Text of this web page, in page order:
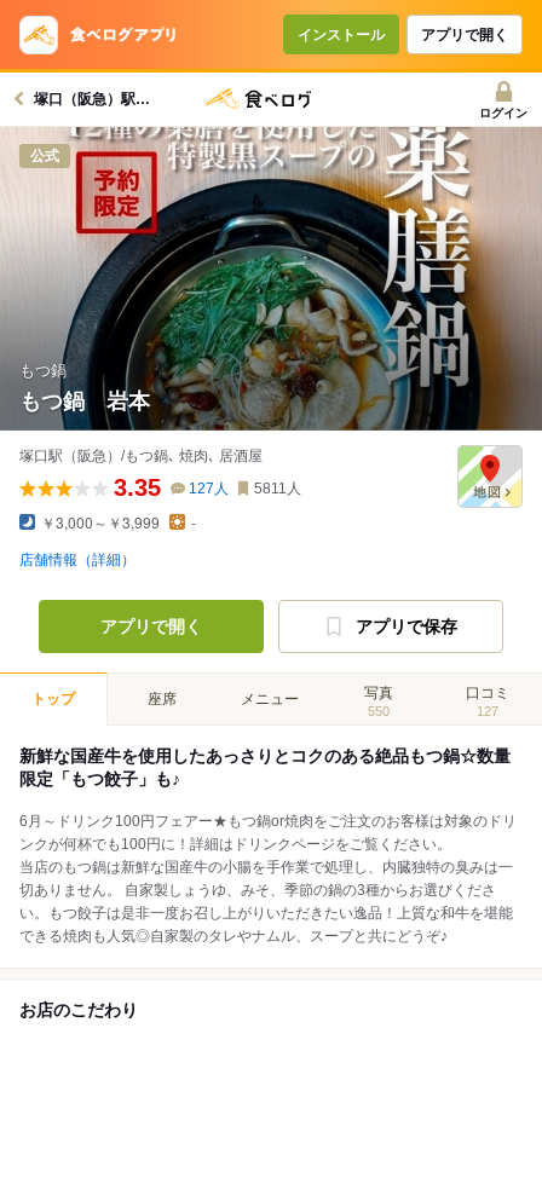
インストール アプリで開く
塚口（阪急）駅グルメへ
ログイン
公式
もつ鍋
もつ鍋 岩本
塚口駅（阪急）/もつ鍋､ 焼肉､ 居酒屋
3.35 127 人 5811 人
￥3,000～￥3,999 -
店舗情報（詳細）
アプリで開く アプリで保存
トップ 座席 メニュー 写真
550
口コミ
127
新鮮な国産牛を使用したあっさりとコクのある絶品もつ鍋☆数量
限定「もつ餃子」も♪
6月～ドリンク100円フェアー★もつ鍋or焼肉をご注文のお客様は対象のドリ
ンクが何杯でも100円に！詳細はドリンクページをご覧ください。
当店のもつ鍋は新鮮な国産牛の小腸を手作業で処理し、内臓独特の臭みは一
切ありません。 自家製しょうゆ、みそ、季節の鍋の3種からお選びくださ
い。もつ餃子は是非一度お召し上がりいただきたい逸品！上質な和牛を堪能
できる焼肉も人気◎自家製のタレやナムル、スープと共にどうぞ♪
お店のこだわり
コースで使えるクーポン
戻る
クーポンを利用せず予約する